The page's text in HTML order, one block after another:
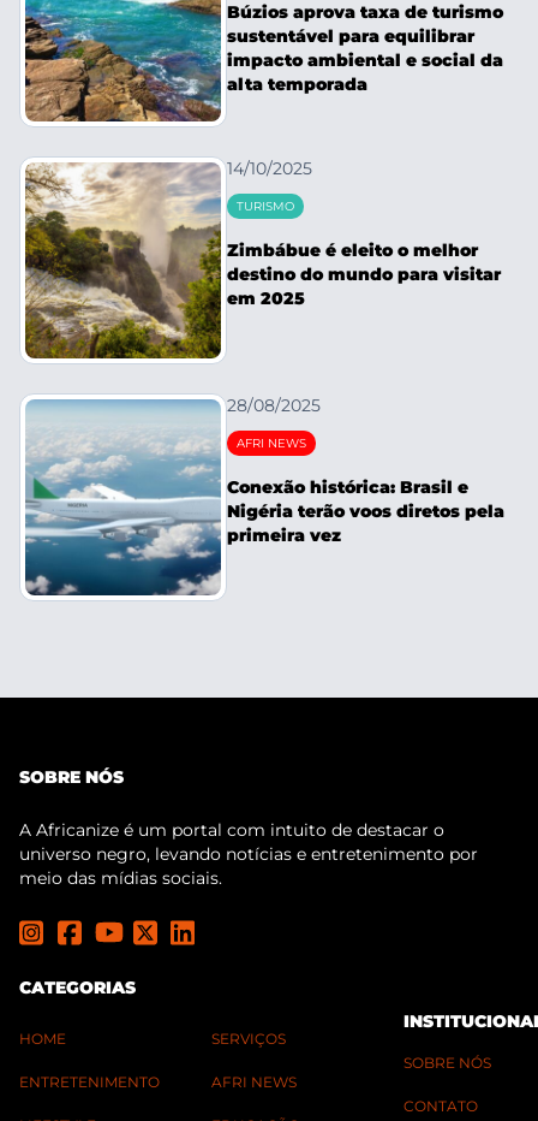
Búzios aprova taxa de turismo
sustentável para equilibrar
impacto ambiental e social da
alta temporada
14/10/2025
TURISMO
Zimbábue é eleito o melhor
destino do mundo para visitar
em 2025
28/08/2025
AFRI NEWS
Conexão histórica: Brasil e
Nigéria terão voos diretos pela
primeira vez
SOBRE NÓS
A Africanize é um portal com intuito de destacar o
universo negro, levando notícias e entretenimento por
meio das mídias sociais.
CATEGORIAS
HOME
ENTRETENIMENTO
SERVIÇOS
AFRI NEWS
SOBRE NÓS
CONTATO